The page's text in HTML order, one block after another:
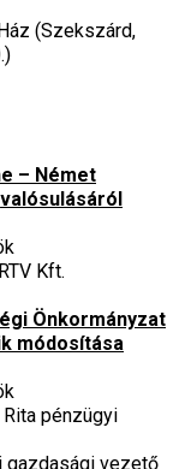
(Szekszárd,
– Német
Kft.
Önkormányzat
módosítása
pénzügyi
vezető